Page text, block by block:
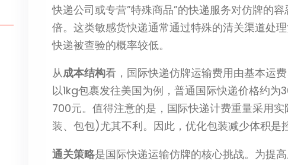
快递公司或专营”特殊商品”的快递服务对仿牌的
倍。这类敏感货快递通常通过特殊的清关渠道处
快递被查验的概率较低。
从成本结构看，国际快递仿牌运输费用由基本运
以1kg包裹发往美国为例，普通国际快递价格约
700元。值得注意的是，国际快递计费重量采用
装、包包)尤其不利。因此，优化包装减少体积是
通关策略是国际快递运输仿牌的核心挑战。为提